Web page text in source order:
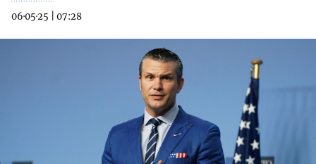
06·05·25
07:28